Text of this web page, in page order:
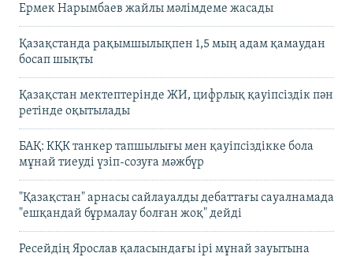
Ермек Нарымбаев жайлы мәлімдеме жасады
Қазақстанда рақымшылықпен 1,5 мың адам қамаудан
босап шықты
Қазақстан мектептерінде ЖИ, цифрлық қауіпсіздік пән
ретінде оқытылады
БАҚ: КҚК танкер тапшылығы мен қауіпсіздікке бола
мұнай тиеуді үзіп-созуға мәжбүр
"Қазақстан" арнасы сайлауалды дебаттағы сауалнамада
"ешқандай бұрмалау болған жоқ" дейді
Ресейдің Ярослав қаласындағы ірі мұнай зауытына